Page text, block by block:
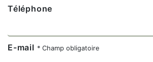
Téléphone
E-mail * Champ obligatoire